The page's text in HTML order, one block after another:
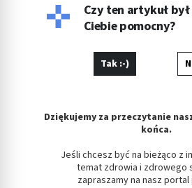
Czy ten artykuł
Ciebie pomocny?
Tak :-)
Dziękujemy za przeczytanie
końca.
Jeśli chcesz być na bieżąco z
temat zdrowia i zdrowego
zapraszamy na nasz